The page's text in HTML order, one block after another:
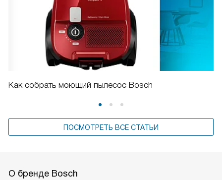
Как собрать моющий пылесос Bosch
ПОСМОТРЕТЬ ВСЕ СТАТЬИ
О бренде Bosch